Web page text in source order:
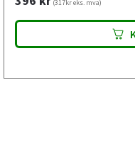
bremsvirkning.
(317kr eks. mva)